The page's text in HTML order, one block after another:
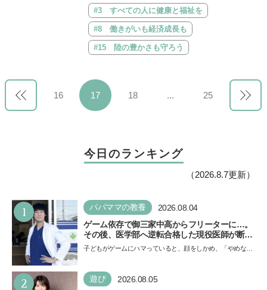
#3 すべての人に健康と福祉を
#8 働きがいも経済成長も
#15 陸の豊かさも守ろう
16 17 18 ... 25
今日のランキング
（2026.8.7更新）
1 パパママの教養 2026.08.04
ゲーム依存で御三家中高からフリーターに…。
その後、医学部へ逆転合格した現役医師が断言
「ゲームの経験が受験勉強に役立った」そう考
子どもがゲームにハマっていると、顔をしかめ、「やめなさ
い…
2 遊び 2026.08.05